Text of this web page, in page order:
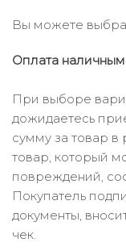
Вы можете
Оплата
При выборе
дожидаетесь
сумму за товар в
товар, который
повреждений,
Покупатель
документы,
чек.